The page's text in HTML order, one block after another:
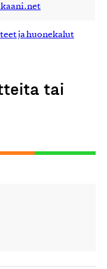
ja huonekalut
tai